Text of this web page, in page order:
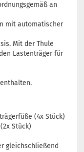
an
mit automatischer
Mit der Thule
Lastenträger für
(4x Stück)
Stück)
gleichschließend